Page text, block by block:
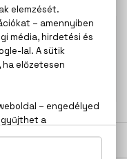
visszaküldési